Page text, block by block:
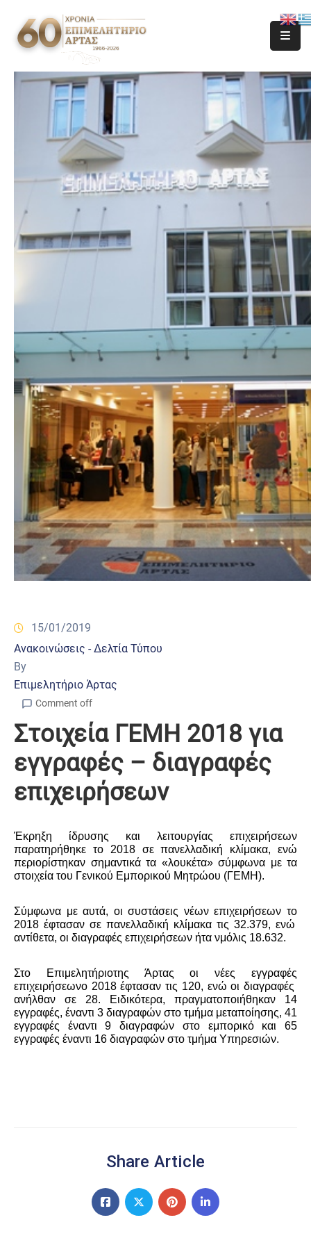
15/01/2019
Ανακοινώσεις - Δελτία Τύπου
By
Επιμελητήριο Άρτας
Comment off
Στοιχεία ΓΕΜΗ 2018 για
εγγραφές – διαγραφές
επιχειρήσεων
Έκρηξη ίδρυσης και λειτουργίας επιχειρήσεων
παρατηρήθηκε το 2018 σεπανελλαδική κλίμακα, ενώ
περιορίστηκαν σημαντικά τα «λουκέτα»σύμφωνα με τα
στοιχεία του Γενικού Εμπορικού Μητρώου (ΓΕΜΗ).
Σύμφωνα μεαυτά, οισυστάσεις νέωνεπιχειρήσεωντο
2018 έφτασαν σε πανελλαδική κλίμακα τις 32.379, ενώ
αντίθετα, οι διαγραφές επιχειρήσεων ήτα νμόλις 18.632.
Στο Επιμελητήριοτης Άρτας οι νέες εγγραφές
επιχειρήσεωνο 2018 έφτασαν τις 120, ενώ οι διαγραφές
ανήλθαν σε 28. Ειδικότερα, πραγματοποιήθηκαν 14
εγγραφές, έναντι 3 διαγραφών στο τμήμα μεταποίησης, 41
εγγραφές έναντι 9 διαγραφών στο εμπορικό και 65
εγγραφές έναντι 16 διαγραφών στο τμήμα Υπηρεσιών.
Share Article